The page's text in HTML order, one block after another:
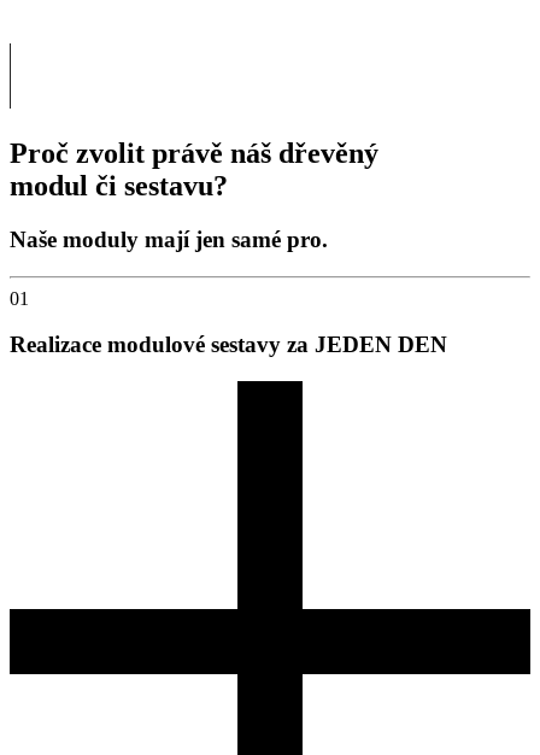
Proč zvolit právě náš dřevěný
modul či sestavu?
Naše moduly majíjen samé pro.
01
Realizace modulové sestavy za JEDEN DEN